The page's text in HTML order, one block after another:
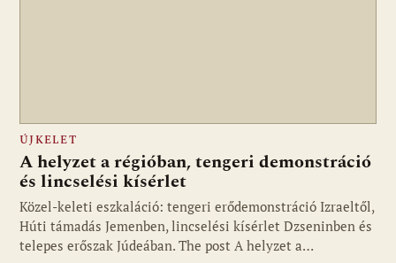
ÚJKELET
A helyzet a régióban, tengeri demonstráció
és lincselési kísérlet
Közel-keleti eszkaláció: tengeri erődemonstráció Izraeltől,
Húti támadás Jemenben, lincselési kísérlet Dzseninben és
telepes erőszak Júdeában. The post A helyzet a…